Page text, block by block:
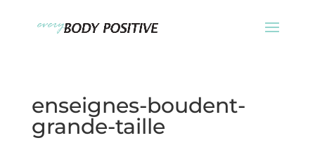
enseignes-boudent-
grande-taille